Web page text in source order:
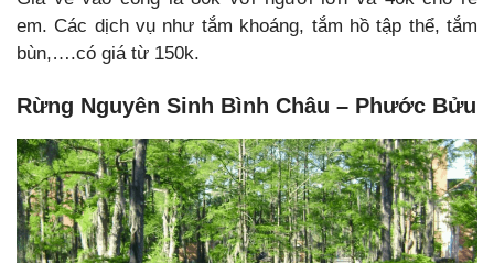
em. Các dịch vụ như tắm khoáng, tắm hồ tập thể, tắm
bùn,….có giá từ 150k.
Rừng Nguyên Sinh Bình Châu – Phước Bửu